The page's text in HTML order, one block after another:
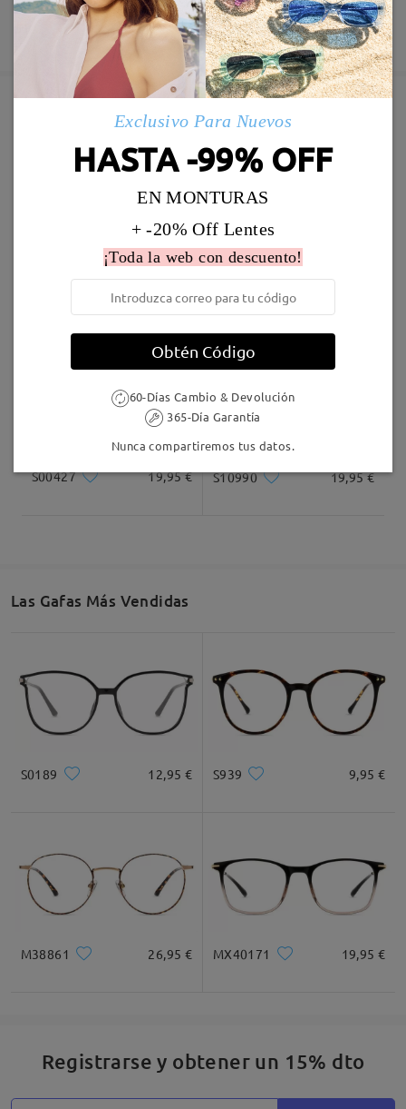
Fabricación
5-7 días laborales
60 días de garantía de devolución y cambio
Garantía de 365 días
Descubrir Más
36,95 € S42737
S00427 19,95 € S10990 19,95 €
Las Gafas Más Vendidas
S0189 12,95 € S939 9,95 €
M38861 26,95 € MX40171 19,95 €
Registrarse y obtener un 15% dto
Exclusivo Para Nuevos
HASTA -99% OFF
EN MONTURAS
+ -20% Off Lentes
¡Toda la web con descuento!
Obtén Código
60-Días Cambio & Devolución
365-Día Garantía
Nunca compartiremos tus datos.